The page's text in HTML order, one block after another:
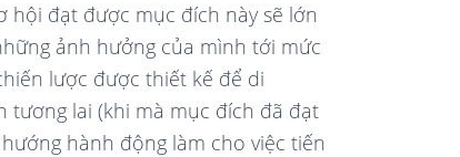
hội đạt được mục đích này sẽ lớn
ảnh hưởng của mình tới mức
lược được thiết kế để di
tương lai (khi mà mục đích đã đạt
hành động làm cho việc tiến